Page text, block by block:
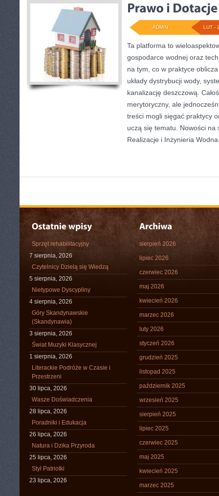
LUT -
ADMIN
Ta platforma to
gospodarce wodnej oraz
na tym, co w praktyce
układy dystrybucji wody,
kanalizację deszczową.
merytoryczny, ale
treści mogli sięgać praktycy
uczą się tematu. Nowości na
Realizacje i Inżynieria
Sprzęt rehabilitacyjny
7 sierpnia, 2026
Czytelnicy Dzielą się Wiedzą
5 sierpnia, 2026
Nietypowe Dyscypliny
4 sierpnia, 2026
Góry Skandynawskie
(Skandynawia)
3 sierpnia, 2026
Świat Muzyki Klasycznej
1 sierpnia, 2026
Literackie Podróże w Czasie i
Przestrzeni
30 lipca, 2026
Wasze Doświadczenia
28 lipca, 2026
Poradniki i Edukacja
26 lipca, 2026
Natura i Dzika Przyroda
25 lipca, 2026
Styl Patriotki
23 lipca, 2026
sierpień 2026
lipiec 2026
czerwiec 2026
maj 2026
kwiecień 2026
marzec 2026
luty 2026
styczeń 2026
grudzień 2025
listopad 2025
październik 2025
wrzesień 2025
sierpień 2025
lipiec 2025
czerwiec 2025
maj 2025
kwiecień 2025
marzec 2025